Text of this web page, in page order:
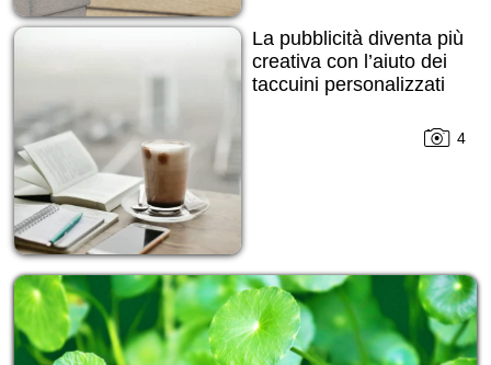
La pubblicità diventa più
creativa con l’aiuto dei
taccuini personalizzati
4